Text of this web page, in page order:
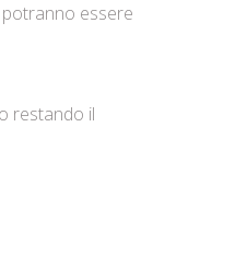
potranno essere
restando il